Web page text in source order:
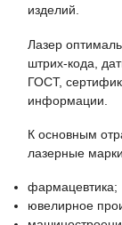
изделий.
Лазер
штрих-кода,
ГОСТ,
информации.
К основным
лазерные
фармацевтика;
ювелирное